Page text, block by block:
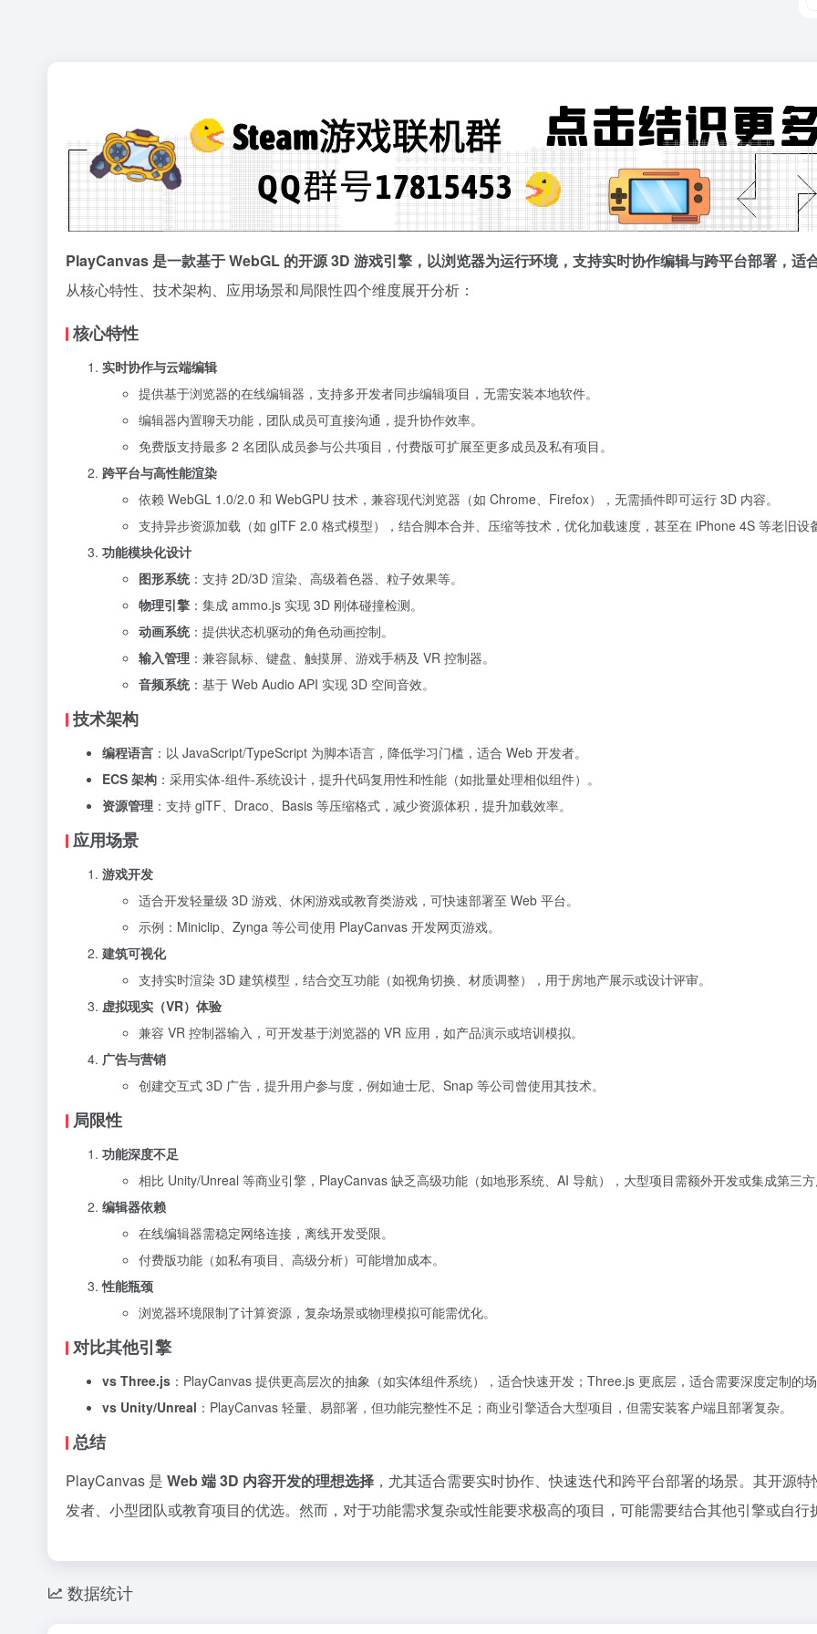
PlayCanvas 是一款基于 WebGL 的开源 3D 游戏引擎，以浏览器为运行环境，支持实时协作编辑与跨平台部署，适
从核心特性、技术架构、应用场景和局限性四个维度展开分析：
核心特性
实时协作与云端编辑
提供基于浏览器的在线编辑器，支持多开发者同步编辑项目，无需安装本地软件。
编辑器内置聊天功能，团队成员可直接沟通，提升协作效率。
免费版支持最多 2 名团队成员参与公共项目，付费版可扩展至更多成员及私有项目。
跨平台与高性能渲染
依赖 WebGL 1.0/2.0 和 WebGPU 技术，兼容现代浏览器（如 Chrome、Firefox），无需插件即可运行 3D 内容。
支持异步资源加载（如 glTF 2.0 格式模型），结合脚本合并、压缩等技术，优化加载速度，甚至在 iPhone 4S 等老旧设
功能模块化设计
图形系统：支持 2D/3D 渲染、高级着色器、粒子效果等。
物理引擎 ：集成 ammo.js 实现 3D 刚体碰撞检测。
动画系统：提供状态机驱动的角色动画控制。
输入管理 ：兼容鼠标、键盘、触摸屏、游戏手柄及 VR 控制器。
音频系统：基于 Web Audio API 实现 3D 空间音效。
技术架构
编程语言 ：以 JavaScript/TypeScript 为脚本语言，降低学习门槛，适合 Web 开发者。
ECS 架构 ：采用实体-组件-系统设计，提升代码复用性和性能（如批量处理相似组件）。
资源管理 ：支持 glTF、Draco、Basis 等压缩格式，减少资源体积，提升加载效率。
应用场景
游戏开发
适合开发轻量级 3D 游戏、休闲游戏或教育类游戏，可快速部署至 Web 平台。
示例：Miniclip、Zynga 等公司使用 PlayCanvas 开发网页游戏。
建筑可视化
支持实时渲染 3D 建筑模型，结合交互功能（如视角切换、材质调整），用于房地产展示或设计评审。
虚拟现实（VR）体验
兼容 VR 控制器输入，可开发基于浏览器的 VR 应用，如产品演示或培训模拟。
广告与营销
创建交互式 3D 广告，提升用户参与度，例如迪士尼、Snap 等公司曾使用其技术。
局限性
功能深度不足
相比 Unity/Unreal 等商业引擎，PlayCanvas 缺乏高级功能（如地形系统、AI 导航），大型项目需额外开发或集成第三
编辑器依赖
在线编辑器需稳定网络连接，离线开发受限。
付费版功能（如私有项目、高级分析）可能增加成本。
性能瓶颈
浏览器环境限制了计算资源，复杂场景或物理模拟可能需优化。
对比其他引擎
vs Three.js ：PlayCanvas 提供更高层次的抽象（如实体组件系统），适合快速开发；Three.js 更底层，适合需要深度定制的
vs Unity/Unreal ：PlayCanvas 轻量、易部署，但功能完整性不足；商业引擎适合大型项目，但需安装客户端且部署复杂。
总结
PlayCanvas 是 Web 端 3D 内容开发的理想选择 ，尤其适合需要实时协作、快速迭代和跨平台部署的场景。其开源
发者、小型团队或教育项目的优选。然而，对于功能需求复杂或性能要求极高的项目，可能需要结合其他引擎或自行
数据统计